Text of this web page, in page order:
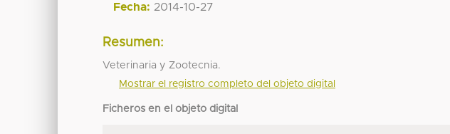
Fecha: 2014-10-27
Resumen:
Veterinaria y Zootecnia.
Mostrar el registro completo del objeto digital
Ficheros en el objeto digital